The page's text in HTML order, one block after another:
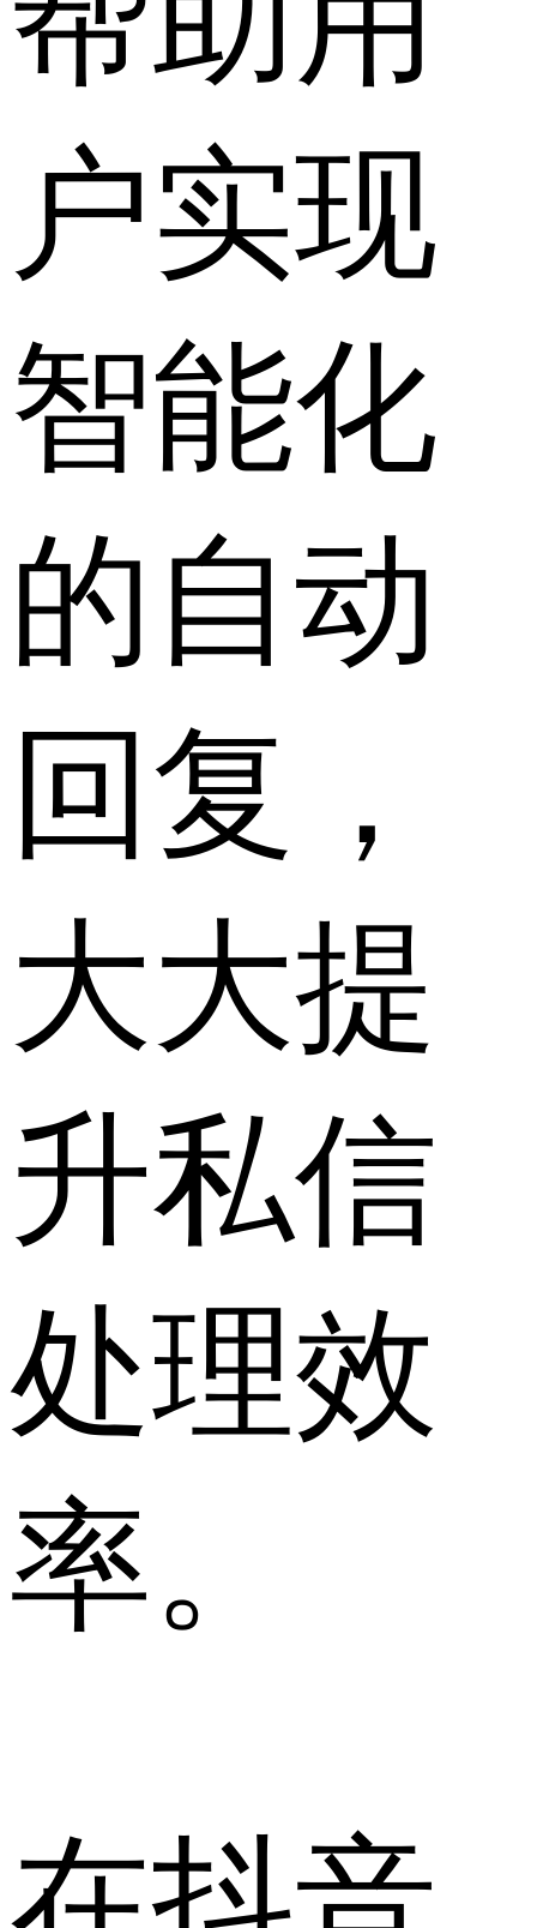
户实现
智能化
的自动
回复，
大大提
升私信
处理效
率。